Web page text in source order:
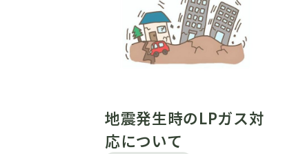
地震発生時のLPガス対
応について